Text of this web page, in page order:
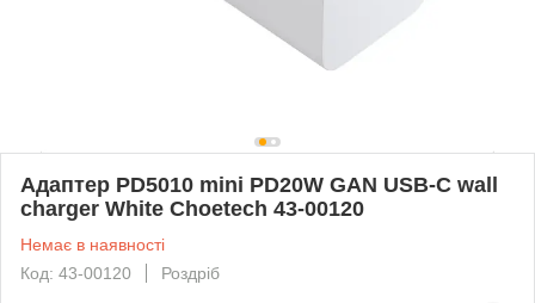
Адаптер PD5010 mini PD20W GAN USB-C wall
charger White Choetech 43-00120
Немає в наявності
Код: 43-00120
Роздріб